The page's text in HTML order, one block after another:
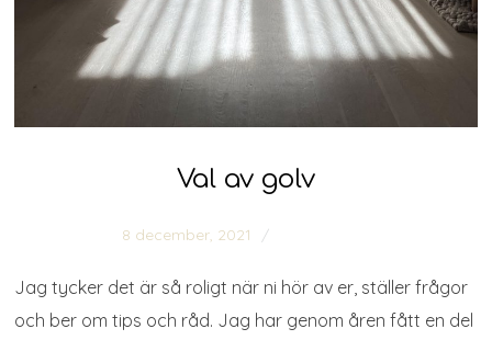
Val av golv
8 december, 2021
Jag tycker det är så roligt när ni hör av er, ställer frågor
och ber om tips och råd. Jag har genom åren fått en del